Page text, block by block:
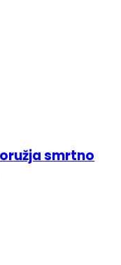
smrtno